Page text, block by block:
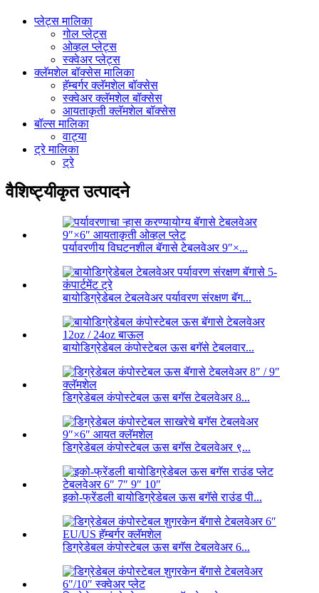
प्लेट्स मालिका
गोल प्लेट्स
ओव्हल प्लेट्स
स्क्वेअर प्लेट्स
क्लॅमशेल बॉक्सेस मालिका
हॅम्बर्गर क्लॅमशेल बॉक्सेस
स्क्वेअर क्लॅमशेल बॉक्सेस
आयताकृती क्लॅमशेल बॉक्सेस
बॉल्स मालिका
वाट्या
ट्रे मालिका
ट्रे
वैशिष्ट्यीकृत उत्पादने
पर्यावरणीय विघटनशील बॅगासे टेबलवेअर 9″×...
बायोडिग्रेडेबल टेबलवेअर पर्यावरण संरक्षण बॅग...
बायोडिग्रेडेबल कंपोस्टेबल ऊस बगॅसे टेबलवार...
डिग्रेडेबल कंपोस्टेबल ऊस बगॅस टेबलवेअर 8...
डिग्रेडेबल कंपोस्टेबल ऊस बगॅस टेबलवेअर ९...
इको-फ्रेंडली बायोडिग्रेडेबल ऊस बगॅसे राउंड पी...
डिग्रेडेबल कंपोस्टेबल ऊस बगॅस टेबलवेअर 6...